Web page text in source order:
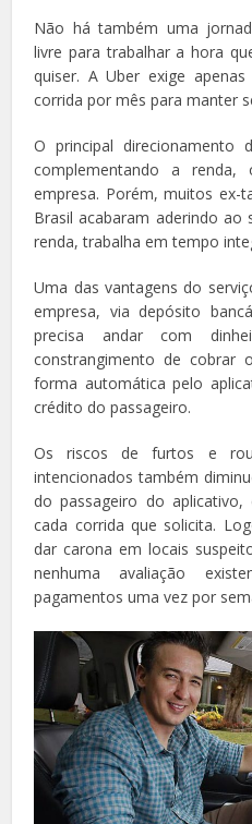
Não há também uma
livre para trabalhar a hora
quiser. A Uber exige
corrida por mês para manter
O principal
complementando a
empresa. Porém, muitos ex-
Brasil acabaram aderindo
renda, trabalha em tempo
Uma das vantagens do
empresa, via depósito
precisa andar com
constrangimento de
forma automática pelo
crédito do passageiro.
Os riscos de furtos e
intencionados também
do passageiro do
cada corrida que solicita.
dar carona em locais
nenhuma avaliação
pagamentos uma vez por